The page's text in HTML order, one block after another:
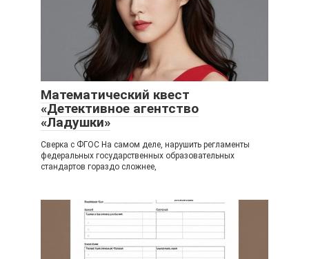
Математический квест
«Детективное агентство
«Ладушки»
Сверка с ФГОС На самом деле, нарушить регламенты
федеральных государственных образовательных
стандартов гораздо сложнее,